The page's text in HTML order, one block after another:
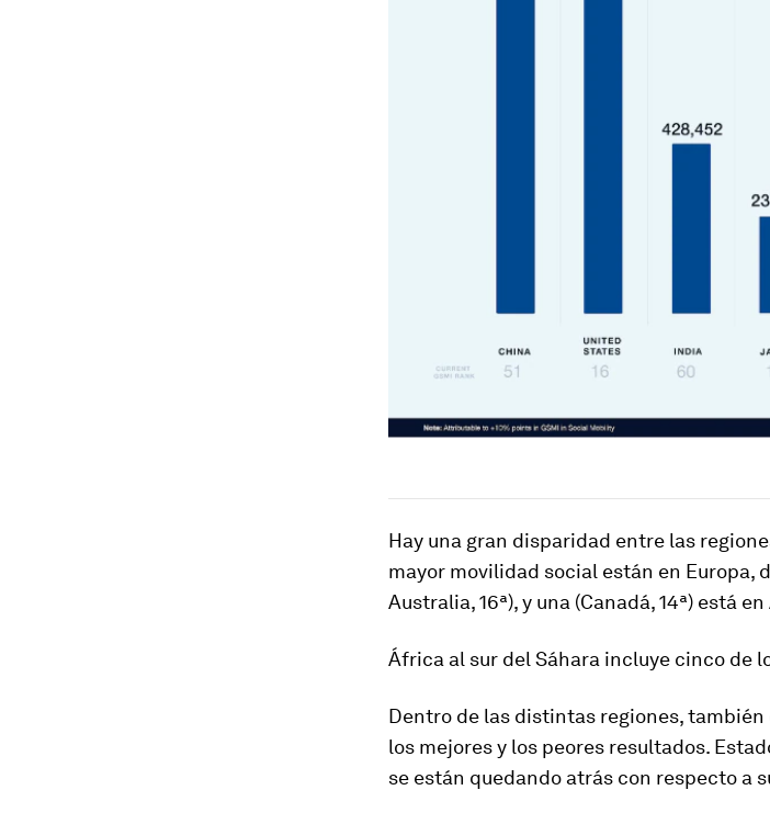
Hay una gran disparidad entre las
mayor movilidad social están en Europa,
Australia, 16ª), y una (Canadá, 14ª) está
África al sur del Sáhara incluye cinco de
Dentro de las distintas regiones,
los mejores y los peores resultados.
se están quedando atrás con respecto a